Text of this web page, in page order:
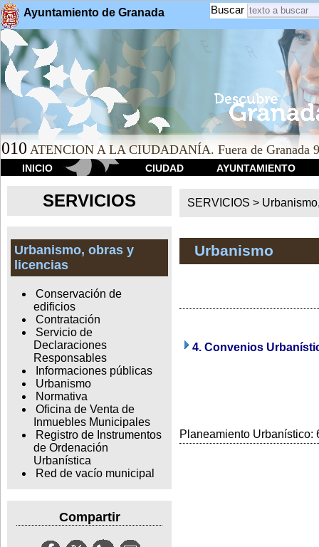
Ayuntamiento de Granada Buscar
010 ATENCION A LA CIUDADANÍA. Fuera de Granada
INICIO CIUDAD AYUNTAMIENTO
SERVICIOS
Urbanismo, obras y
licencias
Conservación de
edificios
Contratación
Servicio de
Declaraciones
Responsables
Informaciones públicas
Urbanismo
Normativa
Oficina de Venta de
Inmuebles Municipales
Registro de Instrumentos
de Ordenación
Urbanística
Red de vacío municipal
Compartir
SERVICIOS >
Urbanismo
4. Convenios
Planeamiento Urbanístico: